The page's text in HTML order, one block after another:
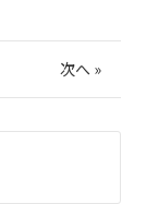
次へ »